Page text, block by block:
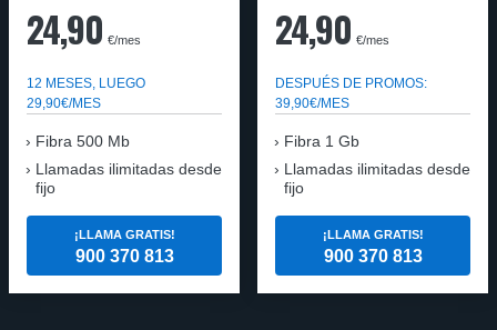
24,90 €/mes
12 MESES, LUEGO
29,90€/MES
Fibra 500 Mb
Llamadas ilimitadas desde
fijo
¡LLAMA GRATIS!
900 370 813
24,90 €/mes
DESPUÉS DE PROMOS:
39,90€/MES
Fibra 1 Gb
Llamadas ilimitadas desde
fijo
¡LLAMA GRATIS!
900 370 813